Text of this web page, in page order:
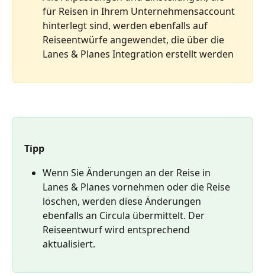
für Reisen in Ihrem Unternehmensaccount
hinterlegt sind, werden ebenfalls auf
Reiseentwürfe angewendet, die über die
Lanes & Planes Integration erstellt werden
Tipp
Wenn Sie Änderungen an der Reise in
Lanes & Planes vornehmen oder die Reise
löschen, werden diese Änderungen
ebenfalls an Circula übermittelt. Der
Reiseentwurf wird entsprechend
aktualisiert.